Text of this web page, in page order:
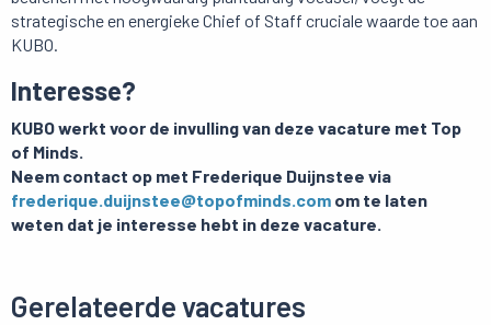
strategische en energieke Chief of Staff cruciale waarde toe aan
KUBO.
Interesse?
KUBO werkt voor de invulling van deze vacature met Top
of Minds.
Neem contact op met Frederique Duijnstee via
frederique.duijnstee@topofminds.com om te laten
weten dat je interesse hebt in deze vacature.
Gerelateerde vacatures